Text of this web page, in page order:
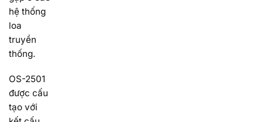
hệ thống
loa
truyền
thống.
OS-2501
được cấu
tạo với